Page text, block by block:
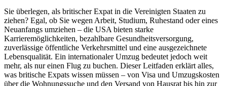
Sie überlegen, als britischer Expat in die Vereinigten Staaten zu
ziehen? Egal, ob Sie wegen Arbeit, Studium, Ruhestand oder eines
Neuanfangs umziehen – die USA bieten starke
Karrieremöglichkeiten, bezahlbare Gesundheitsversorgung,
zuverlässige öffentliche Verkehrsmittel und eine ausgezeichnete
Lebensqualität. Ein internationaler Umzug bedeutet jedoch weit
mehr, als nur einen Flug zu buchen. Dieser Leitfaden erklärt alles,
was britische Expats wissen müssen – von Visa und Umzugskosten
über die Wohnungssuche und den Versand von Hausrat bis hin zur